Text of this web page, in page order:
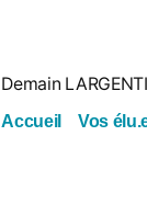
Demain
Accueil
Vos